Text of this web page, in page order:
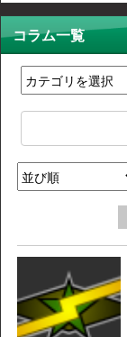
コラム一覧